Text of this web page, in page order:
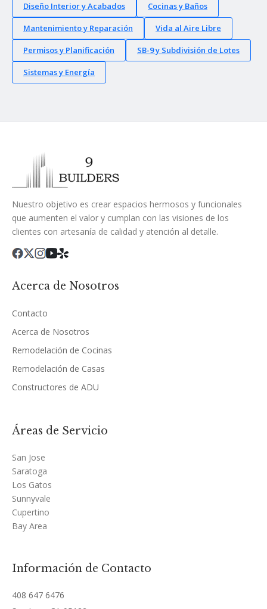
Diseño Interior y Acabados Cocinas y Baños
Mantenimiento y Reparación Vida al Aire Libre
Permisos y Planificación SB-9 y Subdivisión de Lotes
Sistemas y Energía
Nuestro objetivo es crear espacios hermosos y funcionales
que aumenten el valor y cumplan con las visiones de los
clientes con artesanía de calidad y atención al detalle.
Acerca de Nosotros
Contacto
Acerca de Nosotros
Remodelación de Cocinas
Remodelación de Casas
Constructores de ADU
Áreas de Servicio
San Jose
Saratoga
Los Gatos
Sunnyvale
Cupertino
Bay Area
Información de Contacto
408 647 6476